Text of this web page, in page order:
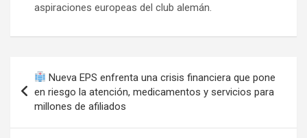
aspiraciones europeas del club alemán.
de
entradas
Nueva EPS enfrenta una crisis financiera que pone
en riesgo la atención, medicamentos y servicios para
millones de afiliados